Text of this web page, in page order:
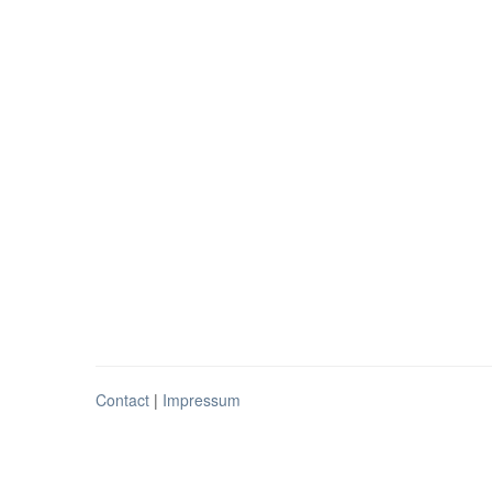
Contact | Impressum